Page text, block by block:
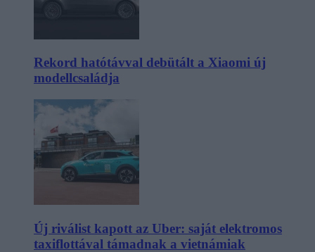
Rekord hatótávval debütált a Xiaomi új
modellcsaládja
Új riválist kapott az Uber: saját elektromos
taxiflottával támadnak a vietnámiak